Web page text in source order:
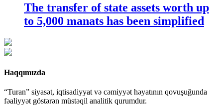
The transfer of state assets worth up
to 5,000 manats has been simplified
Haqqımızda
“Turan” siyasət, iqtisadiyyat və cəmiyyət həyatının qovuşuğunda
fəaliyyət göstərən müstəqil analitik qurumdur.